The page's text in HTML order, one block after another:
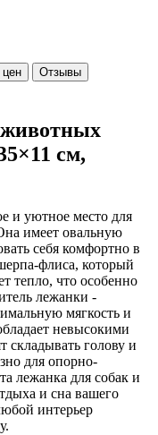
Отзывы
см,
и уютное место для
имеет овальную
себя комфортно в
флиса, который
тепло, что особенно
лежанки -
мягкость и
невысокими
голову и
для опорно-
лежанка для собак и
и сна вашего
интерьер